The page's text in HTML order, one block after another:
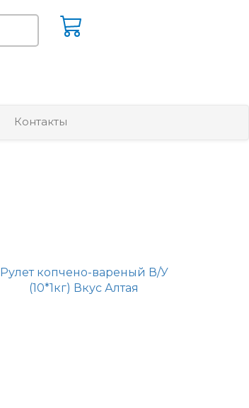
Контакты
Рулет копчено-вареный В/У
(10*1кг) Вкус Алтая